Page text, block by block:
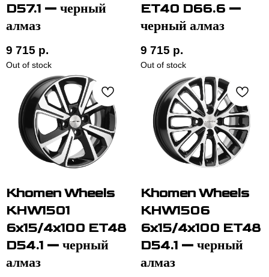
D57.1 — черный
алмаз
9 715 р.
Out of stock
ET40 D66.6 —
черный алмаз
9 715 р.
Out of stock
Khomen Wheels
KHW1501
6x15/4x100 ET48
D54.1 — черный
алмаз
Khomen Wheels
KHW1506
6x15/4x100 ET48
D54.1 — черный
алмаз